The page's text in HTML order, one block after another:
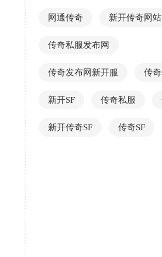
网通传奇 新开传奇网站
传奇私服发布网
传奇发布网新开服 传
新开SF 传奇私服
新开传奇SF 传奇SF